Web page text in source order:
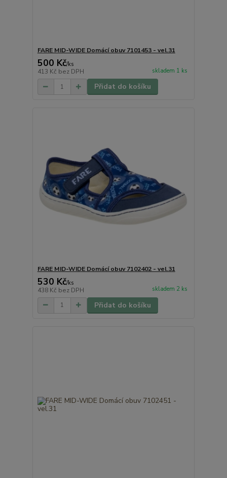
FARE MID-WIDE Domácí obuv 7101453 - vel.31
500 Kč/ks
413 Kč bez DPH skladem 1 ks
Přidat do košíku
FARE MID-WIDE Domácí obuv 7102402 - vel.31
530 Kč/ks
438 Kč bez DPH skladem 2 ks
Přidat do košíku